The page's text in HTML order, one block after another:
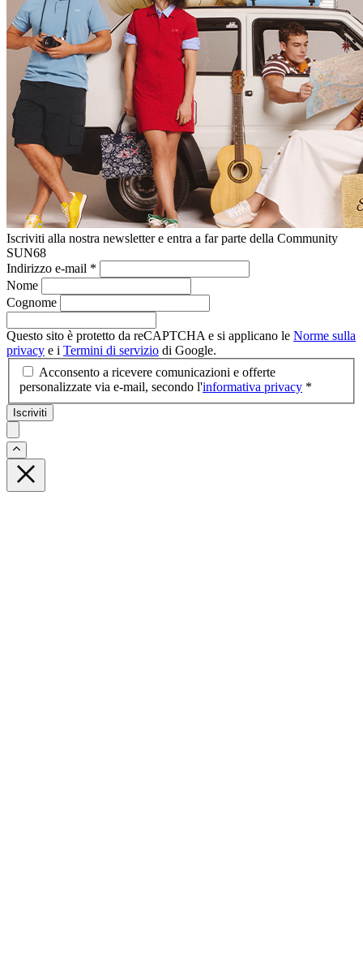
Iscriviti alla nostra newsletter e entra a far parte della Community
SUN68
Indirizzo e-mail *
Nome
Cognome
Questo sito è protetto da reCAPTCHA e si applicano le Norme sulla
privacy e i Termini di servizio di Google.
Acconsento a ricevere comunicazioni e offerte
personalizzate via e-mail, secondo l'informativa privacy *
Iscriviti